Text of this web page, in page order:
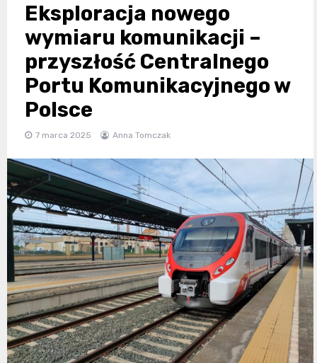
Eksploracja nowego
wymiaru komunikacji –
przyszłość Centralnego
Portu Komunikacyjnego w
Polsce
7 marca 2025 Anna Tomczak